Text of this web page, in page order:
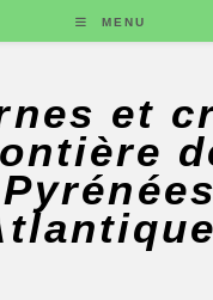
MENU
et
Pyrénées